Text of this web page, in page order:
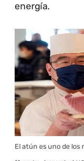
energía.
El atún es uno de